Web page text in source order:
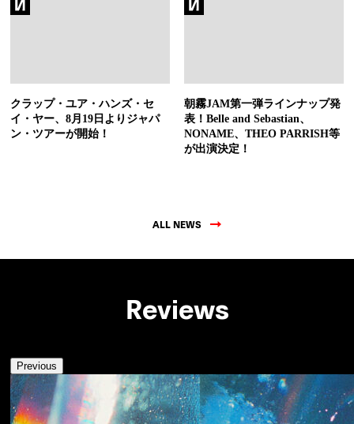
クラップ・ユア・ハンズ・セ
イ・ヤー、8月19日よりジャパ
ン・ツアーが開始！
朝霧JAM第一弾ラインナップ発
表！Belle and Sebastian、
NONAME、THEO PARRISH等
が出演決定！
ALL NEWS
Reviews
Previous